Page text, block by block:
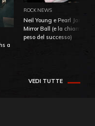
a
ROCK NEWS
Neil Young e Pearl Jam: la
Mirror Ball (e la chiamata
peso del successo)
VEDI TUTTE